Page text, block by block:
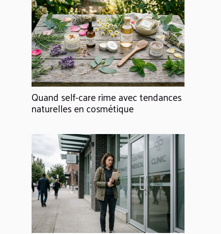
Quand self-care rime avec tendances
naturelles en cosmétique